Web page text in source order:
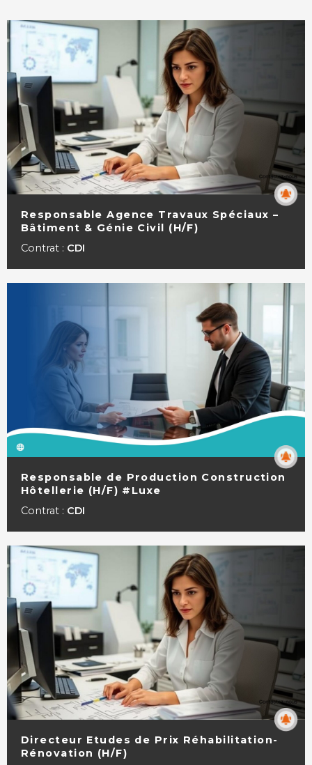
Responsable Agence Travaux Spéciaux –
Bâtiment & Génie Civil (H/F)
Contrat : CDI
Responsable de Production Construction
Hôtellerie (H/F) #Luxe
Contrat : CDI
Directeur Etudes de Prix Réhabilitation-
Rénovation (H/F)